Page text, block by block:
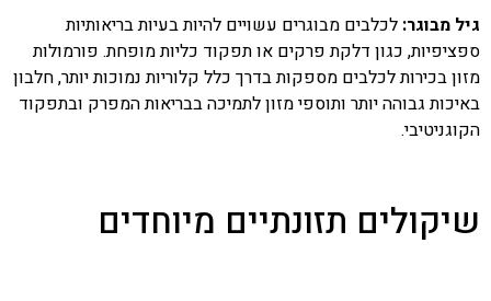
גיל מבוגר: לכלבים מבוגרים עשויים להיות בעיות בריאותיות
ספציפיות, כגון דלקת פרקים או תפקוד כליות מופחת. פורמולות
מזון בכירות לכלבים מספקות בדרך כלל קלוריות נמוכות יותר, חלבון
באיכות גבוהה יותר ותוספי מזון לתמיכה בבריאות המפרק ובתפקוד
הקוגניטיבי.
שיקולים תזונתיים מיוחדים